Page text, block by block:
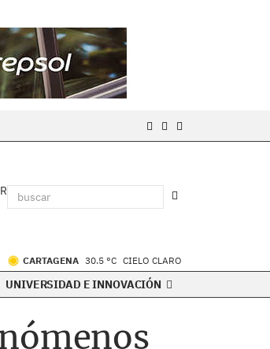
CARTAGENA 30.5 °C CIELO CLARO
UNIVERSIDAD E INNOVACIÓN